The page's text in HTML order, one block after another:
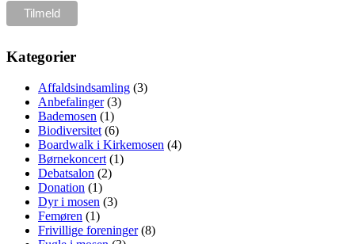
Kategorier
Affaldsindsamling (3)
Anbefalinger(3)
Bademosen (1)
Biodiversitet (6)
Boardwalk i Kirkemosen (4)
Børnekoncert (1)
Debatsalon (2)
Donation (1)
Dyr i mosen (3)
Femøren (1)
Frivillige foreninger(8)